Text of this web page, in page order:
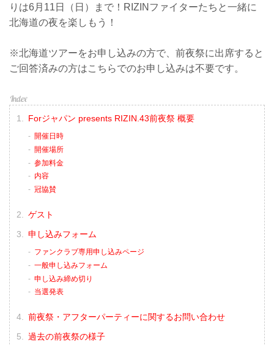
りは6月11日（日）まで！RIZINファイターたちと一緒に
北海道の夜を楽しもう！
※北海道ツアーをお申し込みの方で、前夜祭に出席すると
ご回答済みの方はこちらでのお申し込みは不要です。
Forジャパン presents RIZIN.43前夜祭 概要
開催日時
開催場所
参加料金
内容
冠協賛
ゲスト
申し込みフォーム
ファンクラブ専用申し込みページ
一般申し込みフォーム
申し込み締め切り
当選発表
前夜祭・アフターパーティーに関するお問い合わせ
過去の前夜祭の様子